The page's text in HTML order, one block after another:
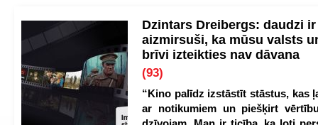
Dzintars Dreibergs: daudzi ir
aizmirsuši, ka mūsu valsts
brīvi izteikties nav dāvana
(93)
“Kino palīdz izstāstīt stāstus, kas
ar notikumiem un piešķirt